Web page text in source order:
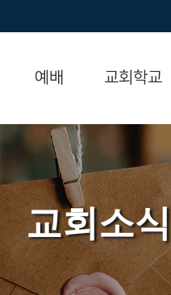
예배 교회학교
교회소식